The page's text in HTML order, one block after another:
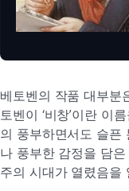
베토벤의 작품 대부분
토벤이 ‘비창’이란 이
의 풍부하면서도 슬픈
나 풍부한 감정을 담
주의 시대가 열렸음을